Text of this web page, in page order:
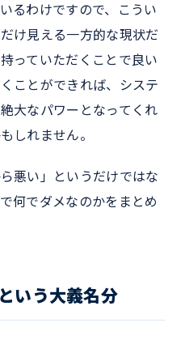
るわけですので、こうい
け見える一方的な現状だ
っていただくことで良い
ことができれば、システ
大なパワーとなってくれ
しれません。
悪い」というだけではな
何でダメなのかをまとめ
いう大義名分